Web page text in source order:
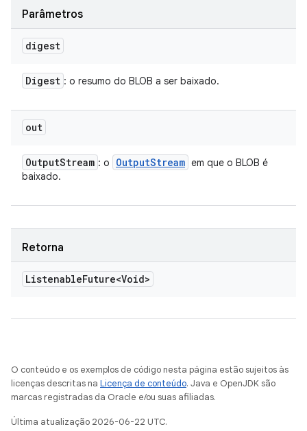
Parâmetros
digest
Digest : o resumo do BLOB a ser baixado.
out
OutputStream : o OutputStream em que o BLOB é
baixado.
Retorna
ListenableFuture<Void>
O conteúdo e os exemplos de código nesta página estão sujeitos às
licenças descritas na Licença de conteúdo. Java e OpenJDK são
marcas registradas da Oracle e/ou suas afiliadas.
Última atualização 2026-06-22 UTC.